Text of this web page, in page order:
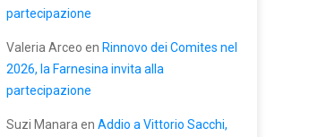
partecipazione
Valeria Arceo en Rinnovo dei Comites nel
2026, la Farnesina invita alla
partecipazione
Suzi Manara en Addio a Vittorio Sacchi,